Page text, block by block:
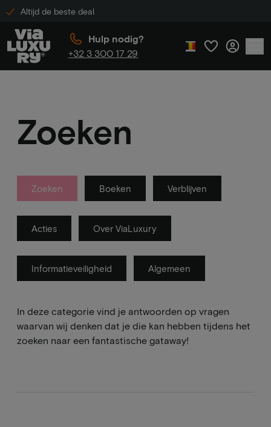
Altijd de beste deal
Hulp nodig?
+32 3 300 17 29
Zoeken
Zoeken Boeken Verblijven
Acties Over ViaLuxury
Informatieveiligheid Algemeen
In deze categorie vind je antwoorden op vragen
waarvan wij denken dat je die kan hebben tijdens het
zoeken naar een fantastische gataway!